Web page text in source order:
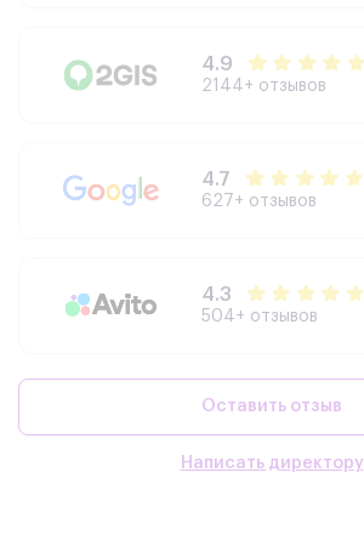
4.9
2144+ отзывов
4.7
627+ отзывов
4.3
504+ отзывов
Оставить отзыв
Написать директору